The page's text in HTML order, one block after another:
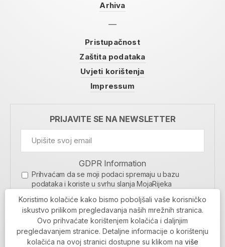
Arhiva
Pristupačnost
Zaštita podataka
Uvjeti korištenja
Impressum
PRIJAVITE SE NA NEWSLETTER
GDPR Information
Prihvaćam da se moji podaci spremaju u bazu
podataka i koriste u svrhu slanja MojaRijeka
MOJARIJEKA NEWSLETTER
PRIJAVI SE
Koristimo kolačiće kako bismo poboljšali vaše korisničko
iskustvo prilikom pregledavanja naših mrežnih stranica.
Ovo prihvaćate korištenjem kolačića i daljnjim
pregledavanjem stranice. Detaljne informacije o korištenju
kolačića na ovoj stranici dostupne su klikom na više